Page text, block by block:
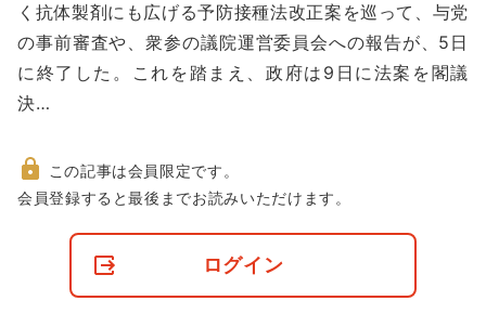
く抗体製剤にも広げる予防接種法改正案を巡って、与党
の事前審査や、衆参の議院運営委員会への報告が、5日
に終了した。これを踏まえ、政府は9日に法案を閣議
決…
非
この記事は会員限定です。
会員登録すると最後までお読みいただけます。
ログイン